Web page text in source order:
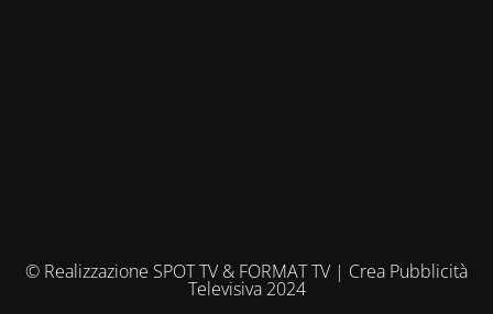
© Realizzazione SPOT TV & FORMAT TV | Crea Pubblicità
Televisiva 2024